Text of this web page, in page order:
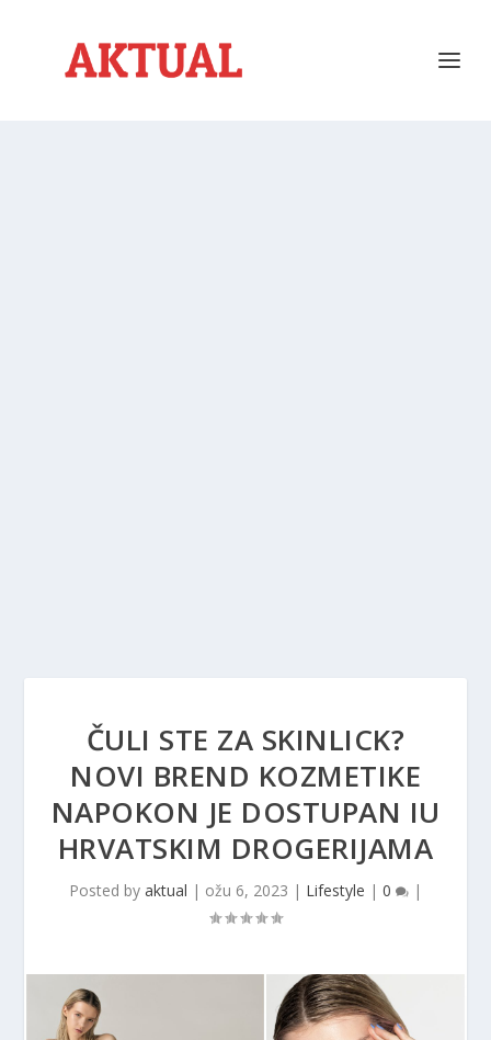
ČULI STE ZA SKINLICK?
NOVI BREND KOZMETIKE
NAPOKON JE DOSTUPAN IU
HRVATSKIM DROGERIJAMA
Posted by aktual | ožu 6, 2023 | Lifestyle | 0 |